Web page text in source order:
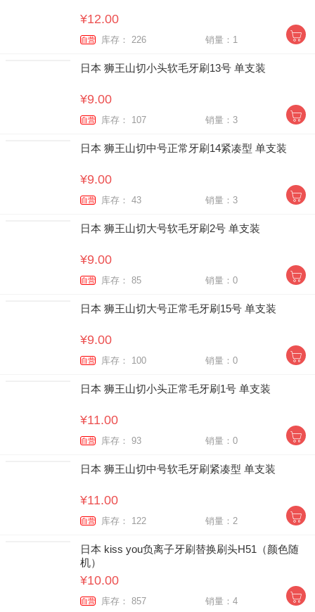
¥12.00
自营 库存： 226 销量：1
日本 狮王山切小头软毛牙刷13号 单支装
¥9.00
自营 库存： 107 销量：3
日本 狮王山切中号正常牙刷14紧凑型 单支装
¥9.00
自营 库存： 43 销量：3
日本 狮王山切大号软毛牙刷2号 单支装
¥9.00
自营 库存： 85 销量：0
日本 狮王山切大号正常毛牙刷15号 单支装
¥9.00
自营 库存： 100 销量：0
日本 狮王山切小头正常毛牙刷1号 单支装
¥11.00
自营 库存： 93 销量：0
日本 狮王山切中号软毛牙刷紧凑型 单支装
¥11.00
自营 库存： 122 销量：2
日本 kiss you负离子牙刷替换刷头H51（颜色随
机）
¥10.00
自营 库存： 857 销量：4